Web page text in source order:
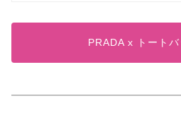
PRADA x トート